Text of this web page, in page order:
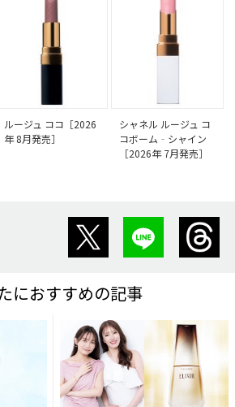
ルージュ ココ［2026
年 8月発売］
シャネル ルージュ コ
コボーム‐シャイン
［2026年 7月発売］
におすすめの記事